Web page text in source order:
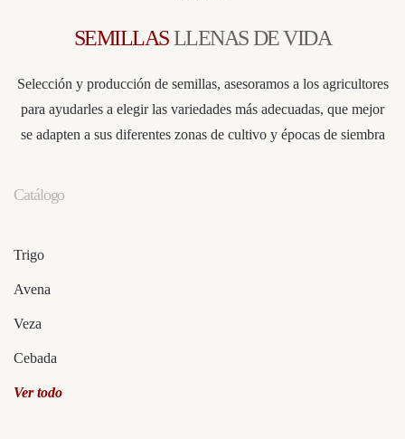
SEMILLASLLENAS DE VIDA
Selección y producción de semillas, asesoramos a los agricultores
para ayudarles a elegir las variedades más adecuadas, que mejor
se adapten a sus diferentes zonas de cultivo y épocas de siembra
Catálogo
Trigo
Avena
Veza
Cebada
Ver todo